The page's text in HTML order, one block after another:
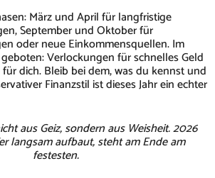
März und April für langfristige
September und Oktober für
oder neue Einkommensquellen. Im
Verlockungen für schnelles Geld
dich. Bleib bei dem, was du kennst und
Finanzstil ist dieses Jahr ein echter
aus Geiz, sondern aus Weisheit. 2026
langsam aufbaut, steht am Ende am
festesten.